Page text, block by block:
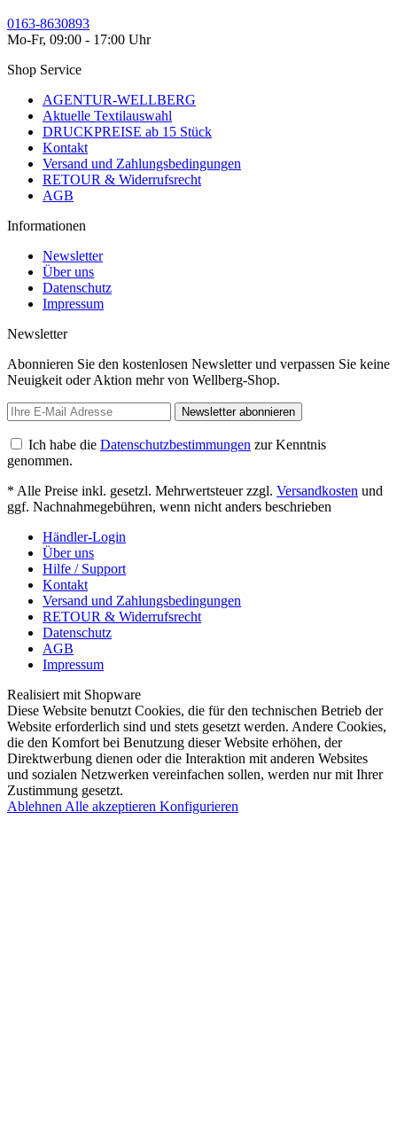
0163-8630893
Mo-Fr, 09:00 - 17:00 Uhr
Shop Service
AGENTUR-WELLBERG
Aktuelle Textilauswahl
DRUCKPREISE ab 15 Stück
Kontakt
Versand und Zahlungsbedingungen
RETOUR & Widerrufsrecht
AGB
Informationen
Newsletter
Über uns
Datenschutz
Impressum
Newsletter
Abonnieren Sie den kostenlosen Newsletter und verpassen Sie keine
Neuigkeit oder Aktion mehr von Wellberg-Shop.
Newsletter abonnieren
Ich habe die Datenschutzbestimmungen zur Kenntnis
genommen.
* Alle Preise inkl. gesetzl. Mehrwertsteuer zzgl. Versandkosten und
ggf. Nachnahmegebühren, wenn nicht anders beschrieben
Händler-Login
Über uns
Hilfe / Support
Kontakt
Versand und Zahlungsbedingungen
RETOUR & Widerrufsrecht
Datenschutz
AGB
Impressum
Realisiert mit Shopware
Diese Website benutzt Cookies, die für den technischen Betrieb der
Website erforderlich sind und stets gesetzt werden. Andere Cookies,
die den Komfort bei Benutzung dieser Website erhöhen, der
Direktwerbung dienen oder die Interaktion mit anderen Websites
und sozialen Netzwerken vereinfachen sollen, werden nur mit Ihrer
Zustimmung gesetzt.
Ablehnen Alle akzeptieren Konfigurieren